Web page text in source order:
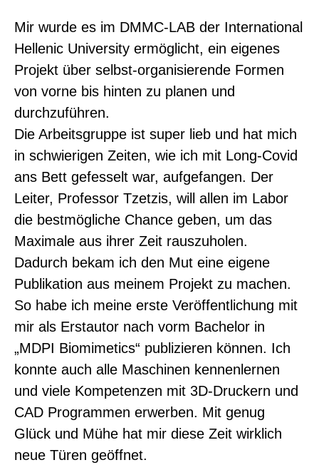
Mir wurde es im DMMC-LAB der International
Hellenic University ermöglicht, ein eigenes
Projekt über selbst-organisierende Formen
von vorne bis hinten zu planen und
durchzuführen.
Die Arbeitsgruppe ist super lieb und hat mich
in schwierigen Zeiten, wie ich mit Long-Covid
ans Bett gefesselt war, aufgefangen. Der
Leiter, Professor Tzetzis, will allen im Labor
die bestmögliche Chance geben, um das
Maximale aus ihrer Zeit rauszuholen.
Dadurch bekam ich den Mut eine eigene
Publikation aus meinem Projekt zu machen.
So habe ich meine erste Veröffentlichung mit
mir als Erstautor nach vorm Bachelor in
„MDPI Biomimetics“ publizieren können. Ich
konnte auch alle Maschinen kennenlernen
und viele Kompetenzen mit 3D-Druckern und
CAD Programmen erwerben. Mit genug
Glück und Mühe hat mir diese Zeit wirklich
neue Türen geöffnet.